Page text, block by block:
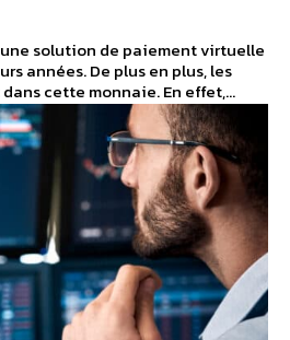
solution de paiement virtuelle
années. De plus en plus, les
cette monnaie. En effet,...